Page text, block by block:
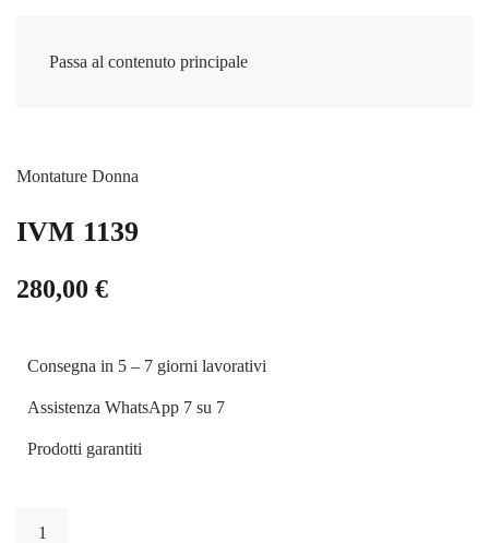
Passa al contenuto principale
Montature Donna
IVM 1139
280,00 €
Consegna in 5 – 7 giorni lavorativi
Assistenza WhatsApp 7 su 7
Prodotti garantiti